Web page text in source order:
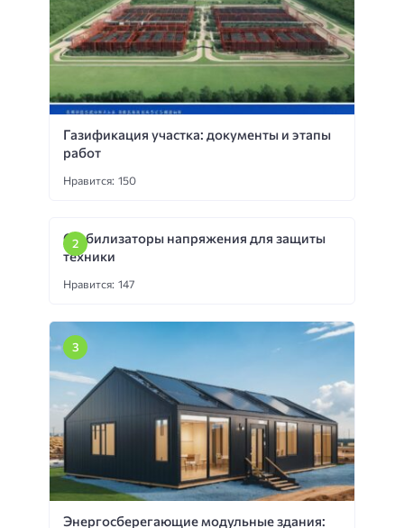
Газификация участка: документы и этапы
работ
Нравится: 150
Стабилизаторы напряжения для защиты
техники
Нравится: 147
Энергосберегающие модульные здания: